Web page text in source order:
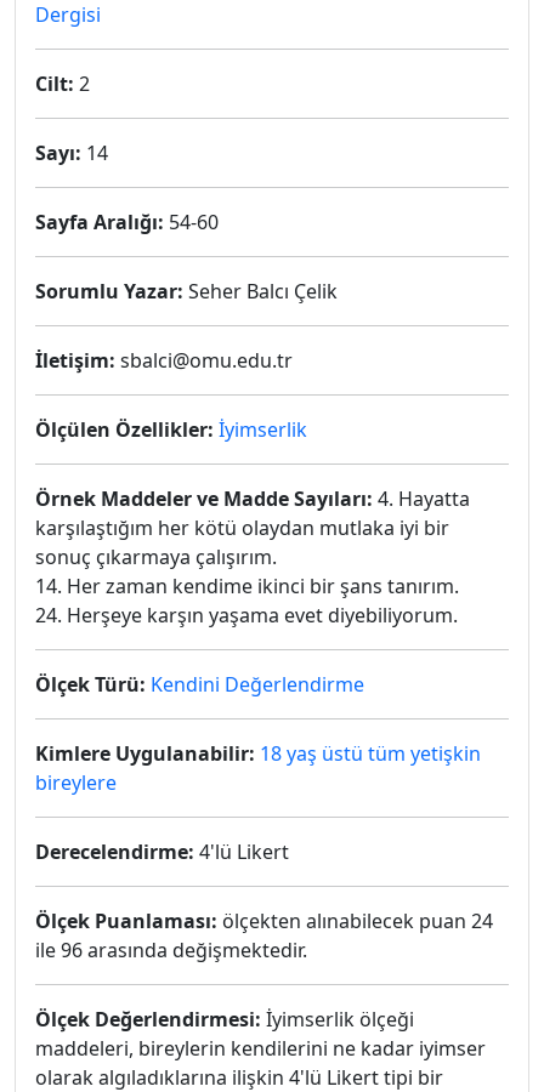
Dergisi
Cilt: 2
Sayı: 14
Sayfa Aralığı: 54-60
Sorumlu Yazar: Seher Balcı Çelik
İletişim: sbalci@omu.edu.tr
Ölçülen Özellikler: İyimserlik
Örnek Maddeler ve Madde Sayıları: 4. Hayatta
karşılaştığım her kötü olaydan mutlaka iyi bir
sonuç çıkarmaya çalışırım.
14. Her zaman kendime ikinci bir şans tanırım.
24. Herşeye karşın yaşama evet diyebiliyorum.
Ölçek Türü: Kendini Değerlendirme
Kimlere Uygulanabilir: 18 yaş üstü tüm yetişkin
bireylere
Derecelendirme: 4'lü Likert
Ölçek Puanlaması: ölçekten alınabilecek puan 24
ile 96 arasında değişmektedir.
Ölçek Değerlendirmesi: İyimserlik ölçeği
maddeleri, bireylerin kendilerini ne kadar iyimser
olarak algıladıklarına ilişkin 4'lü Likert tipi bir